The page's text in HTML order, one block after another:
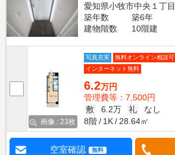
愛知県小牧市中央１丁目
築年数
築6年
建物階数
10階建
画像 : 23枚
写真充実
無料オンライン相談可
インターネット無料
6.2万円
管理費等：7,500円
敷
6.2万 礼
なし
8階
1K 28.64㎡
空室確認 無料